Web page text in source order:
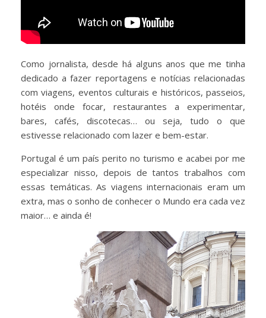
Como jornalista, desde há alguns anos que me tinha
dedicado a fazer reportagens e notícias relacionadas
com viagens, eventos culturais e históricos, passeios,
hotéis onde focar, restaurantes a experimentar,
bares, cafés, discotecas… ou seja, tudo o que
estivesse relacionado com lazer e bem-estar.
Portugal é um país perito no turismo e acabei por me
especializar nisso, depois de tantos trabalhos com
essas temáticas. As viagens internacionais eram um
extra, mas o sonho de conhecer o Mundo era cada vez
maior… e ainda é!